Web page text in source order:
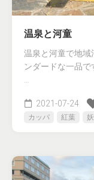
温泉と河童
温泉と河童で地域
ンダードな一品で
2021-07-24
カッパ 紅葉